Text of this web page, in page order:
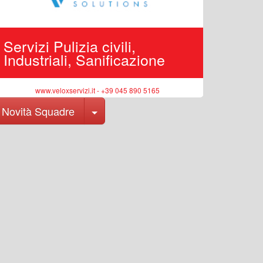
Servizi Pulizia civili,
Industriali, Sanificazione
www.veloxservizi.it - +39 045 890 5165
Novità Squadre Toggle Dropdown